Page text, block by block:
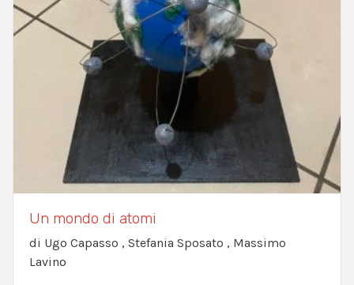
Un mondo di atomi
di Ugo Capasso , Stefania Sposato , Massimo
Lavino